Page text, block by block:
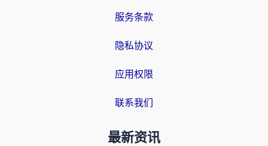
服务条款
隐私协议
应用权限
联系我们
最新资讯